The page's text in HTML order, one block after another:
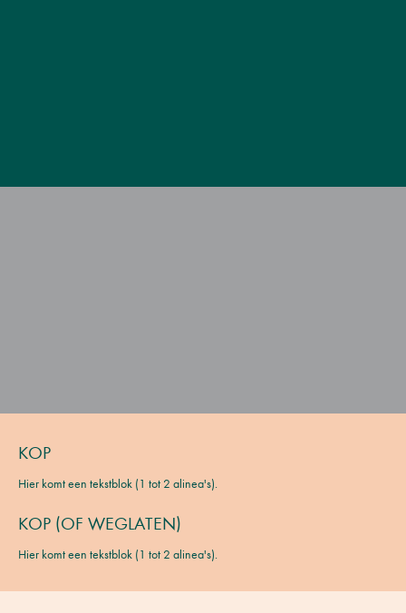
KOP
Hier komt een tekstblok (1 tot 2 alinea's).
KOP (OF WEGLATEN)
Hier komt een tekstblok (1 tot 2 alinea's).